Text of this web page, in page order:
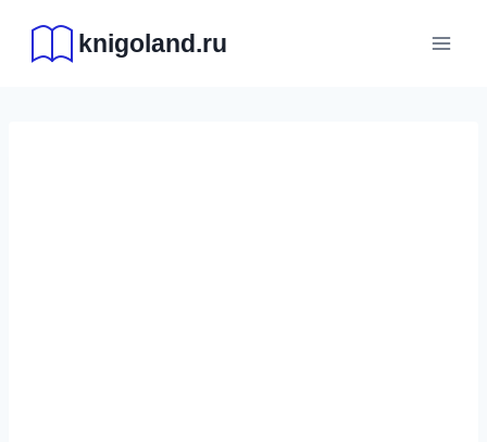
содержимому
knigoland.ru